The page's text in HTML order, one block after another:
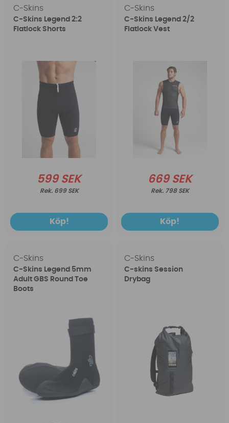
C-Skins
C-Skins Legend 2:2
Flatlock Shorts
599 SEK
699 SEK
Köp!
C-Skins
C-Skins Legend 2/2
Flatlock Vest
669 SEK
798 SEK
Köp!
C-Skins
C-Skins Legend 5mm
Adult GBS Round Toe
Boots
C-Skins
C-skins Session
Drybag